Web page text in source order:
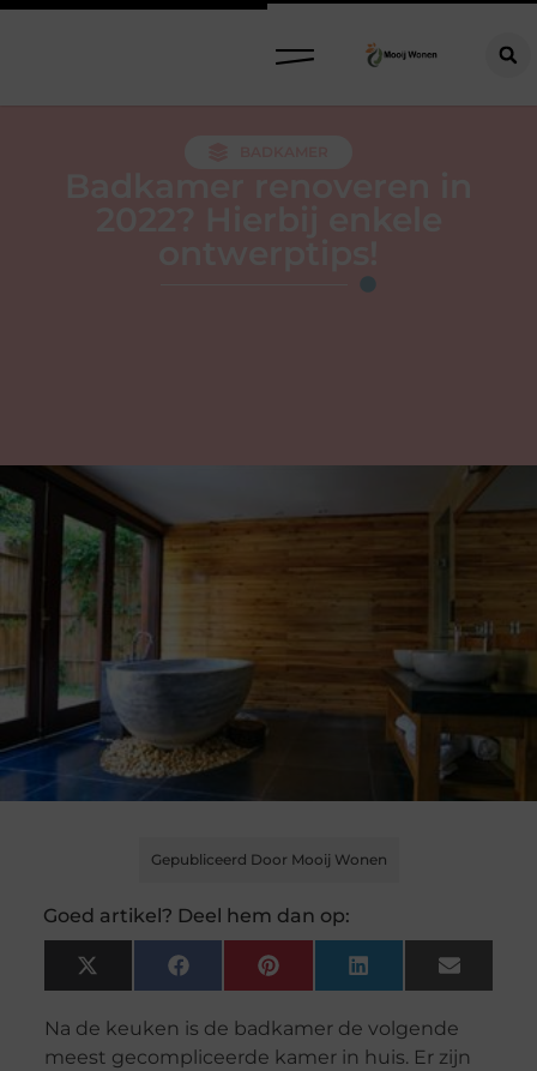
Gepubliceerd Door Mooij Wonen
Goed artikel? Deel hem dan op:
X
(Twitter)
FacebookPinterestLinkedInEmail
Na de keuken is de badkamer de volgende
meest gecompliceerde kamer in huis. Er zijn